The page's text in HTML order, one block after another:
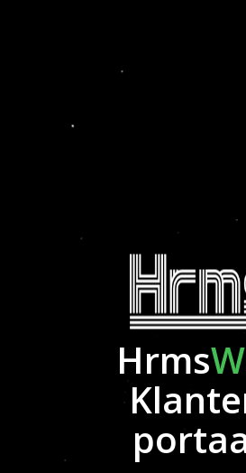
Hrms
WELKOM
Indien u een login heeft voor Hrms, dan kan u
Indien dat email gekend is dan zullen we u uw
Indien u extra informatie wilt over de